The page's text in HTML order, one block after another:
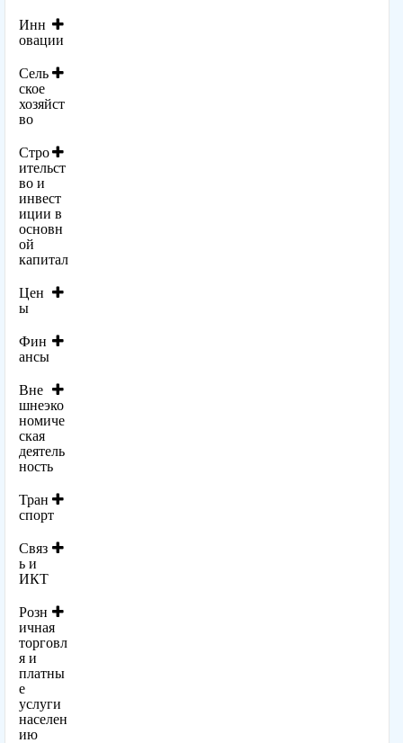
Инн
овации
Сель
ское
хозяйст
во
Стро
ительст
во и
инвест
иции в
основн
ой
капитал
Цен
ы
Фин
ансы
Вне
шнеэко
номиче
ская
деятель
ность
Тран
спорт
Связ
ь и
ИКТ
Розн
ичная
торговл
я и
платны
е
услуги
населен
ию